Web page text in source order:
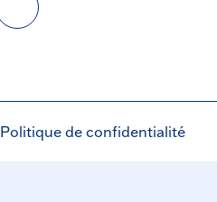
Politique de confidentialité